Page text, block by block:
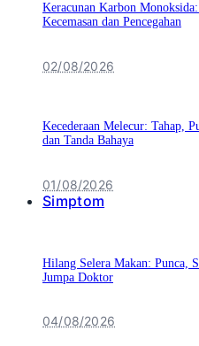
Keracunan Karbon
Kecemasan dan Pencegahan
02/08/2026
Kecederaan Melecur: Tahap,
dan Tanda Bahaya
01/08/2026
Simptom
Hilang Selera Makan: Punca,
Jumpa Doktor
04/08/2026